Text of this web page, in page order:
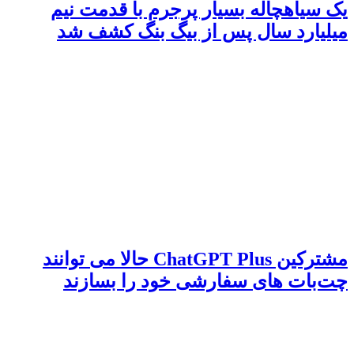
یک سیاهچاله‌ بسیار پرجرم با قدمت نیم
میلیارد سال پس از بیگ بنگ کشف شد
مشترکین ChatGPT Plus حالا می توانند
چت‌بات های سفارشی خود را بسازند